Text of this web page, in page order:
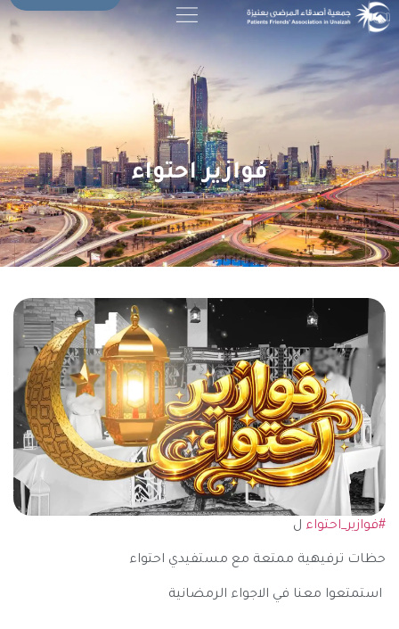
فوازير احتواء
#فوازير_احتواء ل
حظات ترفيهية ممتعة مع مستفيدي احتواء
استمتعوا معنا في الاجواء الرمضانية